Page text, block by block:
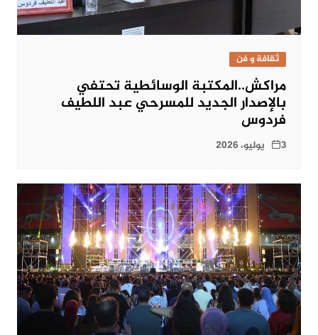
ثقافة و فن
مراكش..المكتبة الوسائطية تحتفي
بالإصدار الجديد للمسرحي عبد اللطيف
فردوس
3 يوليو، 2026